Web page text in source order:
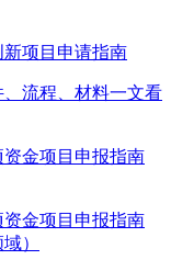
项目申请指南
流程、材料一文看
金项目申报指南
金项目申报指南
）